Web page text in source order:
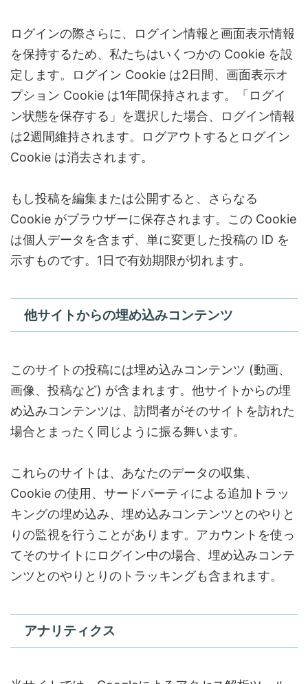
ログインの際さらに、ログイン情報と画面表示情報
を保持するため、私たちはいくつかの Cookie を設
定します。ログイン Cookie は2日間、画面表示オ
プション Cookie は1年間保持されます。「ログイ
ン状態を保存する」を選択した場合、ログイン情報
は2週間維持されます。ログアウトするとログイン
Cookie は消去されます。
もし投稿を編集または公開すると、さらなる
Cookie がブラウザーに保存されます。この Cookie
は個人データを含まず、単に変更した投稿の ID を
示すものです。1日で有効期限が切れます。
他サイトからの埋め込みコンテンツ
このサイトの投稿には埋め込みコンテンツ (動画、
画像、投稿など) が含まれます。他サイトからの埋
め込みコンテンツは、訪問者がそのサイトを訪れた
場合とまったく同じように振る舞います。
これらのサイトは、あなたのデータの収集、
Cookie の使用、サードパーティによる追加トラッ
キングの埋め込み、埋め込みコンテンツとのやりと
りの監視を行うことがあります。アカウントを使っ
てそのサイトにログイン中の場合、埋め込みコンテ
ンツとのやりとりのトラッキングも含まれます。
アナリティクス